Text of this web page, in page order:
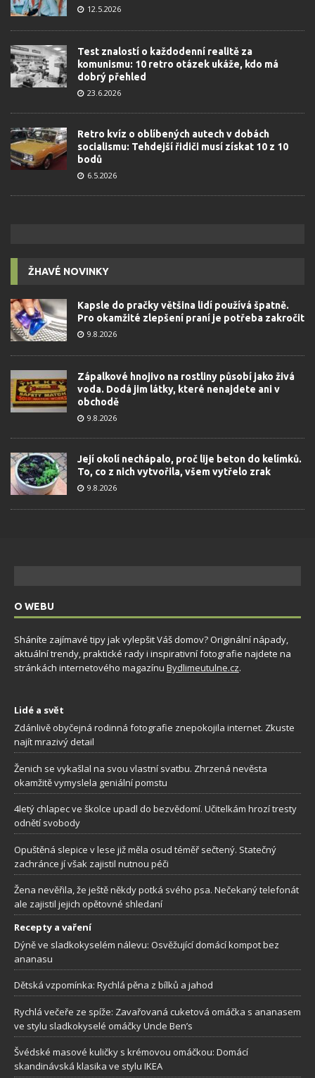
12.5.2026
Test znalostí o každodenní realitě za
komunismu: 10 retro otázek ukáže, kdo má
dobrý přehled
23.6.2026
Retro kvíz o oblíbených autech v dobách
socialismu: Tehdejší řidiči musí získat 10 z 10
bodů
6.5.2026
ŽHAVÉ NOVINKY
Kapsle do pračky většina lidí používá špatně.
Pro okamžité zlepšení praní je potřeba zakročit
9.8.2026
Zápalkové hnojivo na rostliny působí jako živá
voda. Dodá jim látky, které nenajdete ani v
obchodě
9.8.2026
Její okolí nechápalo, proč lije beton do kelímků.
To, co z nich vytvořila, všem vytřelo zrak
9.8.2026
O WEBU
Sháníte zajímavé tipy jak vylepšit Váš domov? Originální nápady,
aktuální trendy, praktické rady i inspirativní fotografie najdete na
stránkách internetového magazínu Bydlimeutulne.cz.
Lidé a svět
Zdánlivě obyčejná rodinná fotografie znepokojila internet. Zkuste
najít mrazivý detail
Ženich se vykašlal na svou vlastní svatbu. Zhrzená nevěsta
okamžitě vymyslela geniální pomstu
4letý chlapec ve školce upadl do bezvědomí. Učitelkám hrozí tresty
odnětí svobody
Opuštěná slepice v lese již měla osud téměř sečtený. Statečný
zachránce jí však zajistil nutnou péči
Žena nevěřila, že ještě někdy potká svého psa. Nečekaný telefonát
ale zajistil jejich opětovné shledaní
Recepty a vaření
Dýně ve sladkokyselém nálevu: Osvěžující domácí kompot bez
ananasu
Dětská vzpomínka: Rychlá pěna z bílků a jahod
Rychlá večeře ze spíže: Zavařovaná cuketová omáčka s ananasem
ve stylu sladkokyselé omáčky Uncle Ben’s
Švédské masové kuličky s krémovou omáčkou: Domácí
skandinávská klasika ve stylu IKEA